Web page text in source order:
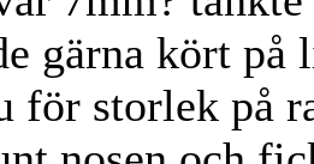
gärna kört
för storlek på